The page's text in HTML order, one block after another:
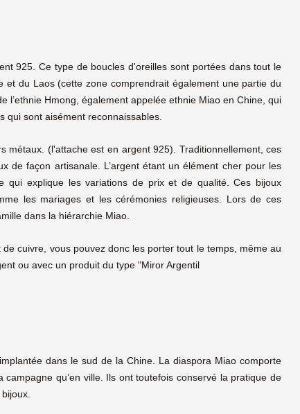
925. Ce type de boucles d'oreilles sont portées dans tout le
et du Laos (cette zone comprendrait également une partie du
l’ethnie Hmong, également appelée ethnie Miao en Chine, qui
sont aisément reconnaissables.
métaux. (l'attache est en argent 925). Traditionnellement, ces
de façon artisanale. L’argent étant un élément cher pour les
qui explique les variations de prix et de qualité. Ces bijoux
les mariages et les cérémonies religieuses. Lors de ces
dans la hiérarchie Miao.
cuivre, vous pouvez donc les porter tout le temps, même au
ou avec un produit du type "Miror Argentil
dans le sud de la Chine. La diaspora Miao comporte
qu’en ville. Ils ont toutefois conservé la pratique de